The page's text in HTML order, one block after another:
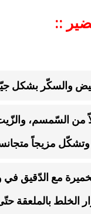
::
والسكّر بشكل
من السّمسم،
وتشكّل مزيجاً
مع الدّقيق في
الخلط بالملعقة